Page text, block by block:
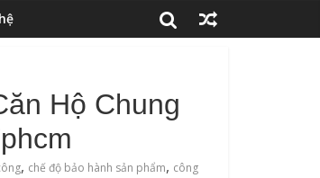
Hộ Chung
, chế độ bảo hành sản phẩm, công